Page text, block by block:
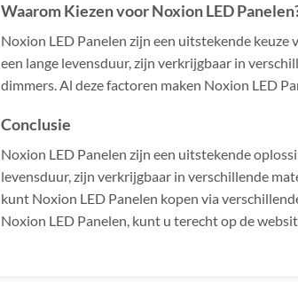
Waarom Kiezen voor Noxion LED
Noxion LED Panelen zijn een uitstekende
een lange levensduur, zijn verkrijgbaar in
dimmers. Al deze factoren maken Noxion LED
Conclusie
Noxion LED Panelen zijn een uitstekende
levensduur, zijn verkrijgbaar in verschillende
kunt Noxion LED Panelen kopen via
Noxion LED Panelen, kunt u terecht op de